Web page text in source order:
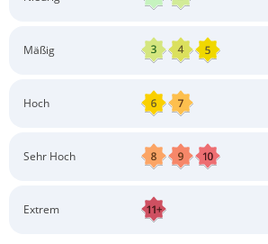
Mäßig
Langärmlige Bekleidung
Hoch
Langärmlige Bekleidung
Sehr Hoch
Langärmlige Bekleidung
Extrem